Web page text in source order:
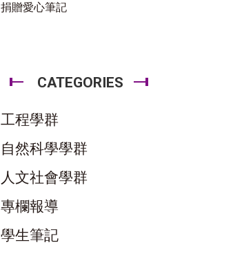
捐贈愛心筆記
CATEGORIES
工程學群
自然科學學群
人文社會學群
專欄報導
學生筆記